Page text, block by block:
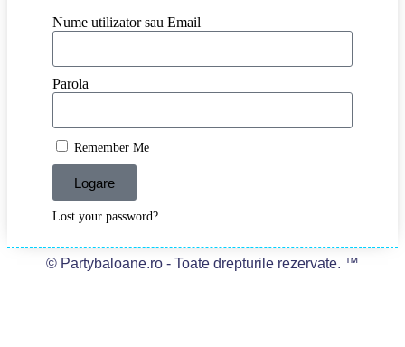
Nume utilizator sau Email
Parola
Remember Me
Logare
Lost your password?
© Partybaloane.ro - Toate drepturile rezervate. ™